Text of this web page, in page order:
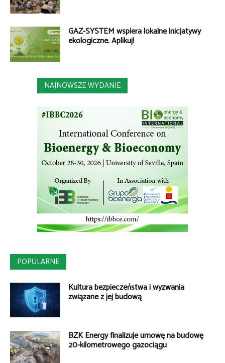
GAZ-SYSTEM wspiera lokalne inicjatywy
ekologiczne. Aplikuj!
NAJNOWSZE WYDANIE
POPULARNE
Kultura bezpieczeństwa i wyzwania
związane z jej budową
BZK Energy finalizuje umowę na budowę
20-kilometrowego gazociągu